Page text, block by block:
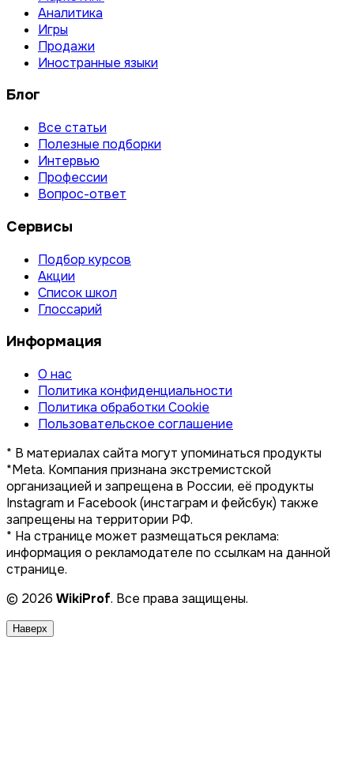
Аналитика
Игры
Продажи
Иностранные языки
Блог
Все статьи
Полезные подборки
Интервью
Профессии
Вопрос-ответ
Сервисы
Подбор курсов
Акции
Список школ
Глоссарий
Информация
О нас
Политика конфиденциальности
Политика обработки Cookie
Пользовательское соглашение
* В материалах сайта могут упоминаться продукты
*Meta. Компания признана экстремистской
организацией и запрещена в России, её продукты
Instagram и Facebook (инстаграм и фейсбук) также
запрещены на территории РФ.
* На странице может размещаться реклама:
информация о рекламодателе по ссылкам на данной
странице.
© 2026 WikiProf. Все права защищены.
Наверх